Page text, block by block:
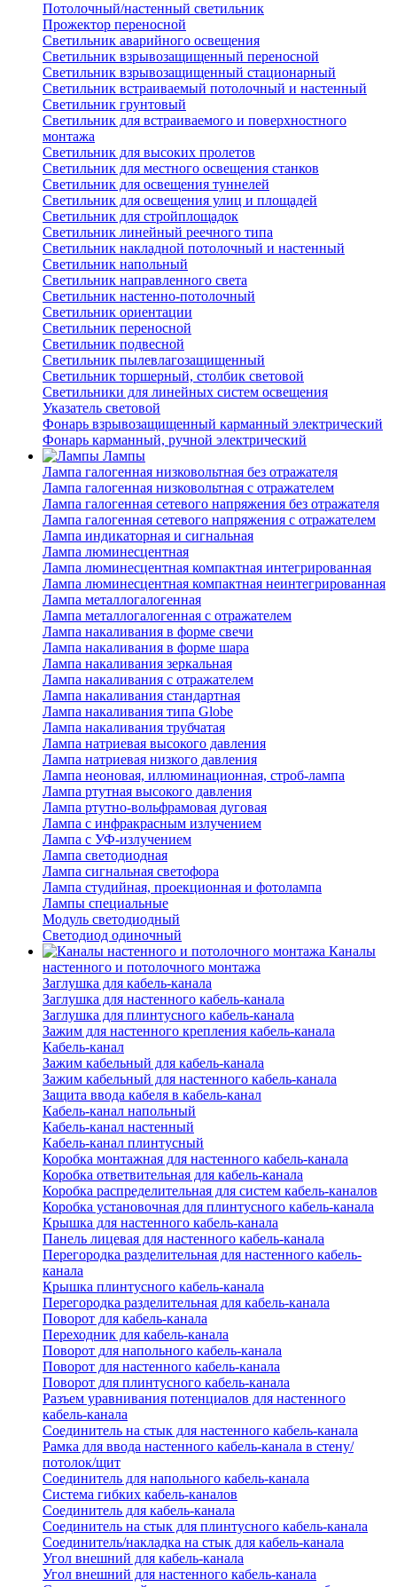
Потолочный/настенный светильник
Прожектор переносной
Светильник аварийного освещения
Светильник взрывозащищенный переносной
Светильник взрывозащищенный стационарный
Светильник встраиваемый потолочный и настенный
Светильник грунтовый
Светильник для встраиваемого и поверхностного
монтажа
Светильник для высоких пролетов
Светильник для местного освещения станков
Светильник для освещения туннелей
Светильник для освещения улиц и площадей
Светильник для стройплощадок
Светильник линейный реечного типа
Светильник накладной потолочный и настенный
Светильник напольный
Светильник направленного света
Светильник настенно-потолочный
Светильник ориентации
Светильник переносной
Светильник подвесной
Светильник пылевлагозащищенный
Светильник торшерный, столбик световой
Светильники для линейных систем освещения
Указатель световой
Фонарь взрывозащищенный карманный электрический
Фонарь карманный, ручной электрический
Лампы
Лампа галогенная низковольтная без отражателя
Лампа галогенная низковольтная с отражателем
Лампа галогенная сетевого напряжения без отражателя
Лампа галогенная сетевого напряжения с отражателем
Лампа индикаторная и сигнальная
Лампа люминесцентная
Лампа люминесцентная компактная интегрированная
Лампа люминесцентная компактная неинтегрированная
Лампа металлогалогенная
Лампа металлогалогенная с отражателем
Лампа накаливания в форме свечи
Лампа накаливания в форме шара
Лампа накаливания зеркальная
Лампа накаливания с отражателем
Лампа накаливания стандартная
Лампа накаливания типа Globe
Лампа накаливания трубчатая
Лампа натриевая высокого давления
Лампа натриевая низкого давления
Лампа неоновая, иллюминационная, строб-лампа
Лампа ртутная высокого давления
Лампа ртутно-вольфрамовая дуговая
Лампа с инфракрасным излучением
Лампа с УФ-излучением
Лампа светодиодная
Лампа сигнальная светофора
Лампа студийная, проекционная и фотолампа
Лампы специальные
Модуль светодиодный
Светодиод одиночный
Каналы
настенного и потолочного монтажа
Заглушка для кабель-канала
Заглушка для настенного кабель-канала
Заглушка для плинтусного кабель-канала
Зажим для настенного крепления кабель-канала
Кабель-канал
Зажим кабельный для кабель-канала
Зажим кабельный для настенного кабель-канала
Защита ввода кабеля в кабель-канал
Кабель-канал напольный
Кабель-канал настенный
Кабель-канал плинтусный
Коробка монтажная для настенного кабель-канала
Коробка ответвительная для кабель-канала
Коробка распределительная для систем кабель-каналов
Коробка установочная для плинтусного кабель-канала
Крышка для настенного кабель-канала
Панель лицевая для настенного кабель-канала
Перегородка разделительная для настенного кабель-
канала
Крышка плинтусного кабель-канала
Перегородка разделительная для кабель-канала
Поворот для кабель-канала
Переходник для кабель-канала
Поворот для напольного кабель-канала
Поворот для настенного кабель-канала
Поворот для плинтусного кабель-канала
Разъем уравнивания потенциалов для настенного
кабель-канала
Соединитель на стык для настенного кабель-канала
Рамка для ввода настенного кабель-канала в стену/
потолок/щит
Соединитель для напольного кабель-канала
Система гибких кабель-каналов
Соединитель для кабель-канала
Соединитель на стык для плинтусного кабель-канала
Соединитель/накладка на стык для кабель-канала
Угол внешний для кабель-канала
Угол внешний для настенного кабель-канала